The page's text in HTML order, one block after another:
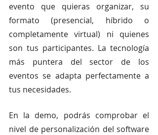
evento que quieras organizar, su
formato (presencial, híbrido o
completamente virtual) ni quienes
son tus participantes. La tecnología
más puntera del sector de los
eventos se adapta perfectamente a
tus necesidades.
En la demo, podrás comprobar el
nivel de personalización del software